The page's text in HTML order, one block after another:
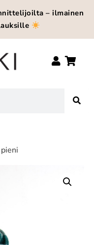
– ilmainen